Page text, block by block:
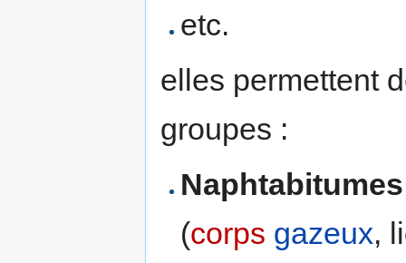
etc.
elles permettent
groupes :
Naphtabitumes
(corps gazeux,